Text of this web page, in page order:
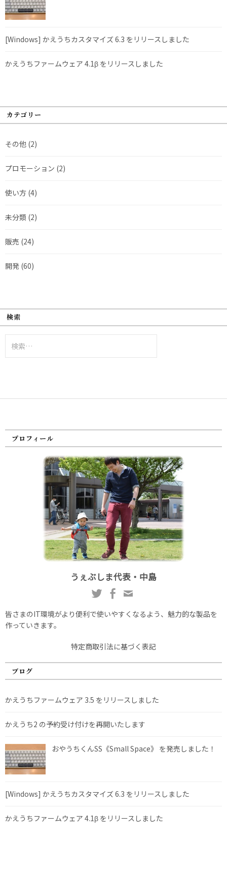
[Windows] かえうちカスタマイズ 6.3 をリリースしました
かえうちファームウェア 4.1β をリリースしました
カテゴリー
その他 (2)
プロモーション (2)
使い方 (4)
未分類 (2)
販売 (24)
開発 (60)
検索
索:
プロフィール
うぇぶしま代表・中島
皆さまのIT環境がより便利で使いやすくなるよう、魅力的な製品を
作っていきます。
特定商取引法に基づく表記
ブログ
かえうちファームウェア 3.5 をリリースしました
かえうち2 の予約受け付けを再開いたします
おやうちくんSS《Small Space》 を発売しました！
[Windows] かえうちカスタマイズ 6.3 をリリースしました
かえうちファームウェア 4.1β をリリースしました